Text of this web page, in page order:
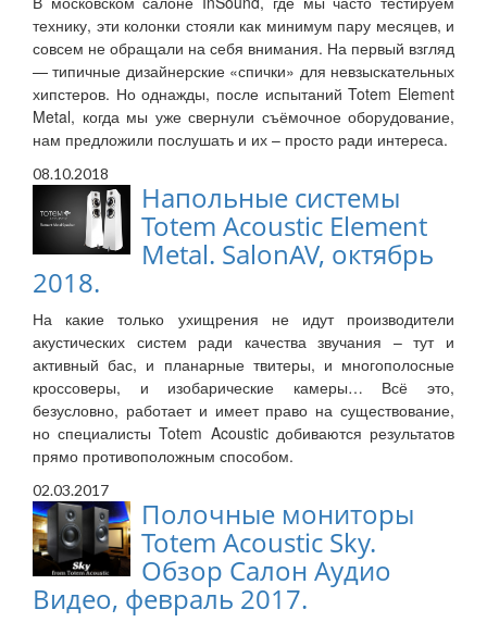
технику, эти колонки стояли как минимум пару месяцев, и
совсем не обращали на себя внимания. На первый взгляд
— типичные дизайнерские «спички» для невзыскательных
хипстеров. Но однажды, после испытаний Totem Element
Metal, когда мы уже свернули съёмочное оборудование,
нам предложили послушать и их – просто ради интереса.
08.10.2018
Напольные системы
Totem Acoustic Element
Metal. SalonAV, октябрь
2018.
На какие только ухищрения не идут производители
акустических систем ради качества звучания – тут и
активный бас, и планарные твитеры, и многополосные
кроссоверы, и изобарические камеры… Всё это,
безусловно, работает и имеет право на существование,
но специалисты Totem Acoustic добиваются результатов
прямо противоположным способом.
02.03.2017
Полочные мониторы
Totem Acoustic Sky.
Обзор Салон Аудио
Видео, февраль 2017.